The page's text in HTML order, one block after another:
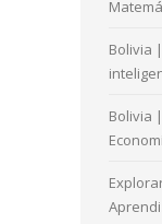
Bolivia
Bolivia